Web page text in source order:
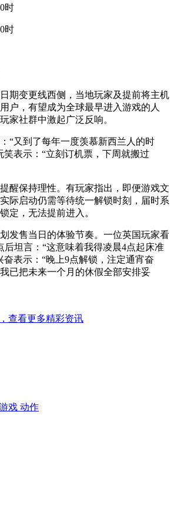
时
时
期变更线西侧，当地玩家及提前将主机
户，有望成为全球最早进入游戏的人
家社群中激起广泛反响。
“又到了每年一度羡慕新西兰人的时
笑表示：“立刻订机票，下周就搬过
醒保持理性。有玩家指出，即便游戏文
际启动仍需等待统一解锁时刻，届时系
定，无法提前进入。
发售当日的体验节奏。一位英国玩家看
后坦言：“这意味着我得凌晨4点起床准
奋表示：“晚上9点解锁，注定通宵奋
已把未来一个月的休假全部安排妥
查看更多精彩资讯
戏 动作